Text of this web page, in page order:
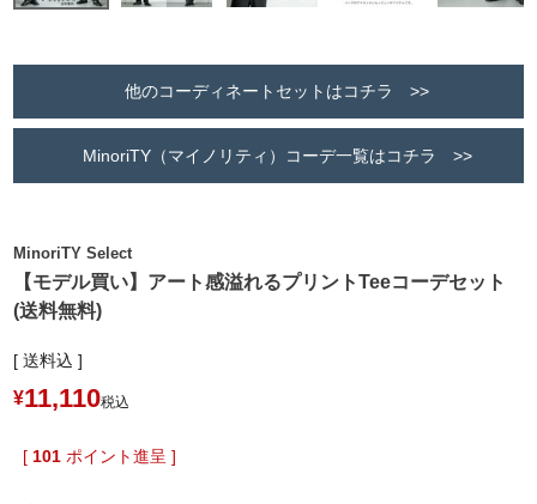
他のコーディネートセットはコチラ >>
MinoriTY（マイノリティ）コーデ一覧はコチラ >>
MinoriTY Select
【モデル買い】アート感溢れるプリントTeeコーデセット
(送料無料)
送料込
¥11,110税込
[ 101 ポイント進呈 ]